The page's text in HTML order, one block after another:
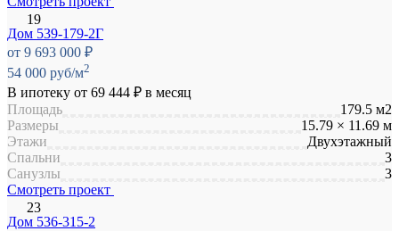
Дом 539-179-2Г
от 9 693 000 ₽
54 000 руб/м2
В ипотеку от 69 444 ₽ в месяц
Площадь
179.5 м2
Размеры
15.79 × 11.69 м
Этажи
Двухэтажный
Спальни
3
Санузлы
3
Смотреть проект
Дом 536-315-2